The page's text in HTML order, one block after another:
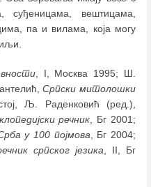
суђеницама, вештицама,
па и вилама, која могу
, I, Москва 1995; Ш.
Српски митолошки
Љ. Раденковић (ред.),
речник , Бг 2001;
у 100 појмова , Бг 2004;
српског језика , II, Бг